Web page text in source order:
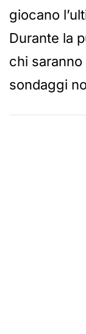
giocano
Durante la
chi
sondaggi